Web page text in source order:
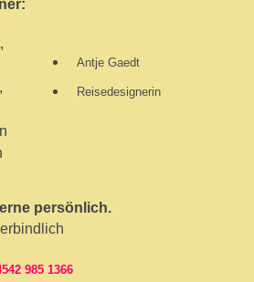
Antje Gaedt
Reisedesignerin
persönlich.
985 1366